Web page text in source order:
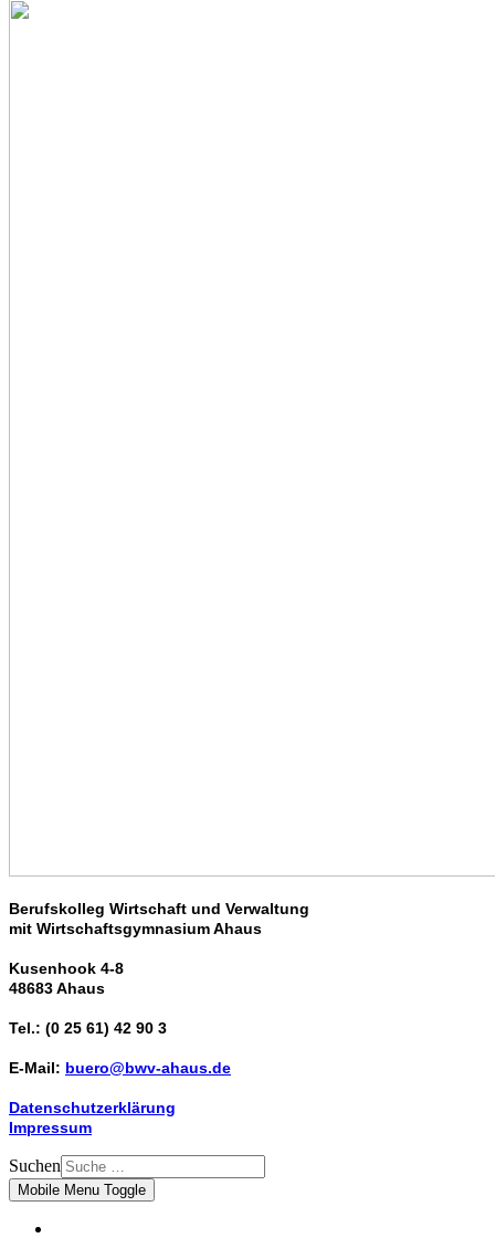
Berufskolleg Wirtschaft und Verwaltung
mit Wirtschaftsgymnasium Ahaus
Kusenhook 4-8
48683 Ahaus
Tel.: (0 25 61) 42 90 3
E-Mail: buero@bwv-ahaus.de
Datenschutzerklärung
Impressum
Suchen
Mobile Menu Toggle